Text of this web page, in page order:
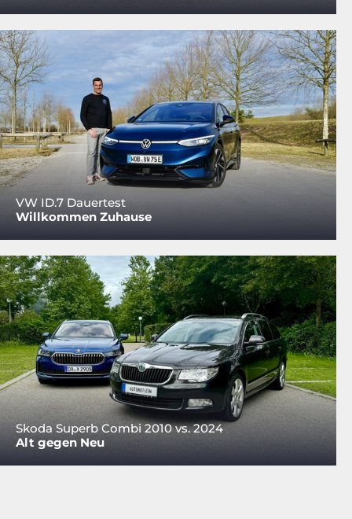
VW ID.7 Dauertest
Willkommen Zuhause
Skoda Superb Combi 2010 vs. 2024
Alt gegen Neu